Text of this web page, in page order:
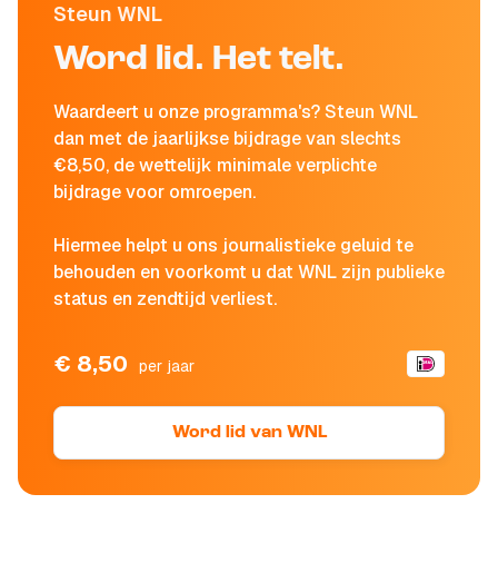
Steun WNL
Word lid. Het telt.
Waardeert u onze programma's? Steun WNL
dan met de jaarlijkse bijdrage van slechts
€8,50, de wettelijk minimale verplichte
bijdrage voor omroepen.
Hiermee helpt u ons journalistieke geluid te
behouden en voorkomt u dat WNL zijn publieke
status en zendtijd verliest.
€ 8,50 per jaar
Word lid van WNL